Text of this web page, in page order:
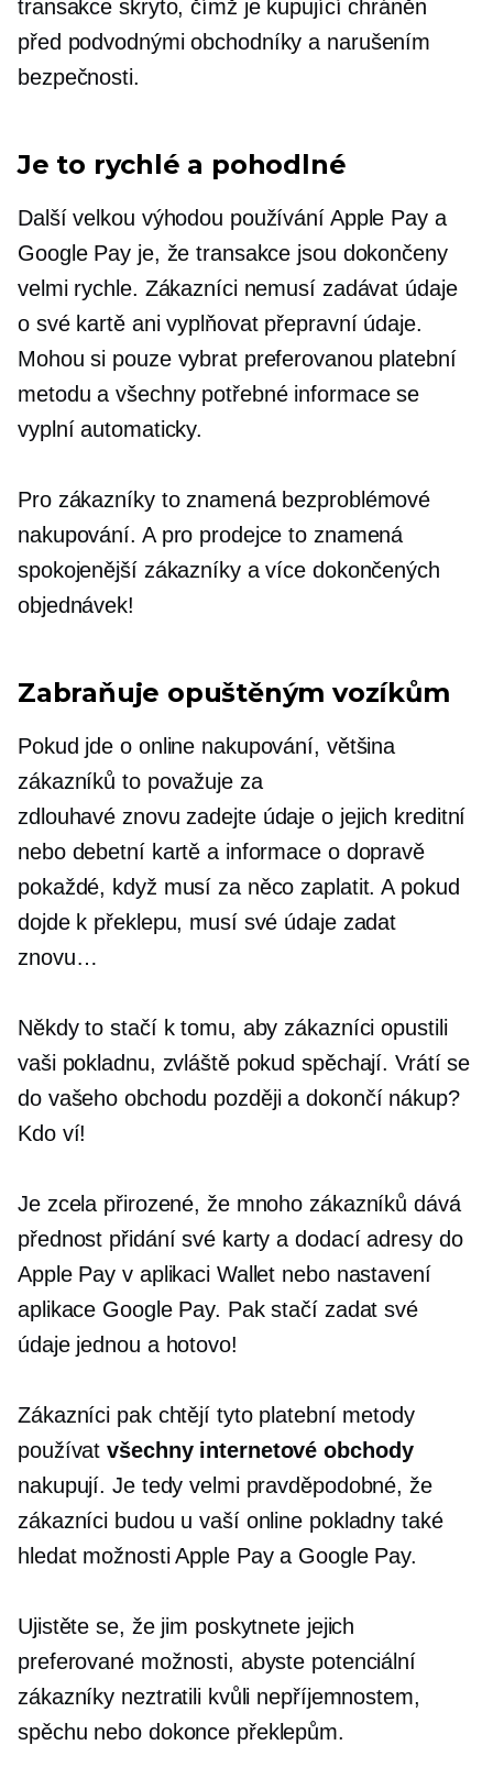
transakce skryto, čímž je kupující chráněn
před podvodnými obchodníky a narušením
bezpečnosti.
Je to rychlé a pohodlné
Další velkou výhodou používání Apple Pay a
Google Pay je, že transakce jsou dokončeny
velmi rychle. Zákazníci nemusí zadávat údaje
o své kartě ani vyplňovat přepravní údaje.
Mohou si pouze vybrat preferovanou platební
metodu a všechny potřebné informace se
vyplní automaticky.
Pro zákazníky to znamená bezproblémové
nakupování. A pro prodejce to znamená
spokojenější zákazníky a více dokončených
objednávek!
Zabraňuje opuštěným vozíkům
Pokud jde o online nakupování, většina
zákazníků to považuje za
zdlouhavé znovu zadejteúdaje o jejich kreditní
nebo debetní kartě a informace o dopravě
pokaždé, když musí za něco zaplatit. A pokud
dojde k překlepu, musí své údaje zadat
znovu…
Někdy to stačí k tomu, aby zákazníci opustili
vaši pokladnu, zvláště pokud spěchají. Vrátí se
do vašeho obchodu později a dokončí nákup?
Kdo ví!
Je zcela přirozené, že mnoho zákazníků dává
přednost přidání své karty a dodací adresy do
Apple Pay v aplikaci Wallet nebo nastavení
aplikace Google Pay. Pak stačí zadat své
údaje jednou a hotovo!
Zákazníci pak chtějí tyto platební metody
používatvšechny internetové obchody
nakupují. Je tedy velmi pravděpodobné, že
zákazníci budou u vaší online pokladny také
hledat možnosti Apple Pay a Google Pay.
Ujistěte se, že jim poskytnete jejich
preferované možnosti, abyste potenciální
zákazníky neztratili kvůli nepříjemnostem,
spěchu nebo dokonce překlepům.